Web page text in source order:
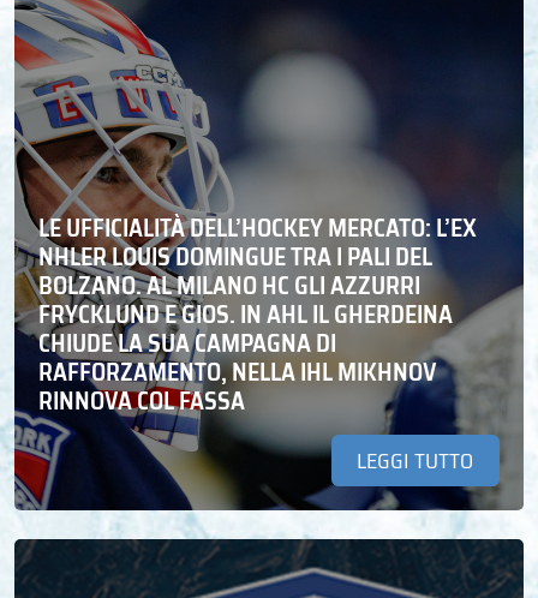
LE UFFICIALITÀ DELL’HOCKEY MERCATO: L’EX
NHLER LOUIS DOMINGUE TRA I PALI DEL
BOLZANO. AL MILANO HC GLI AZZURRI
FRYCKLUND E GIOS. IN AHL IL GHERDEINA
CHIUDE LA SUA CAMPAGNA DI
RAFFORZAMENTO, NELLA IHL MIKHNOV
RINNOVA COL FASSA
LEGGI TUTTO